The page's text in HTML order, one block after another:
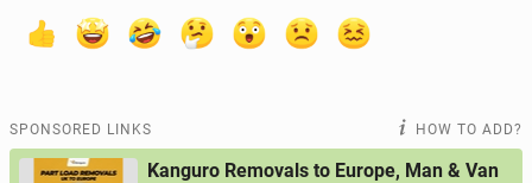
SPONSORED LINKS HOW TO ADD?
Kanguro Removals to Europe, Man & Van